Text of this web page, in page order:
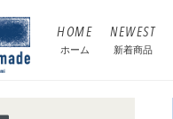
HOME
ホーム
NEWEST
新着商品